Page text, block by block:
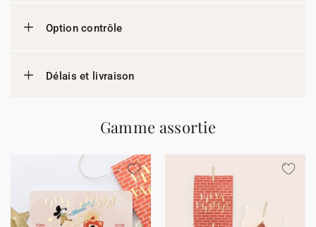
Option contrôle
Délais et livraison
Gamme assortie